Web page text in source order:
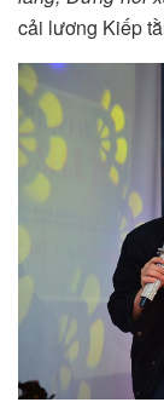
cải lương Kiếp